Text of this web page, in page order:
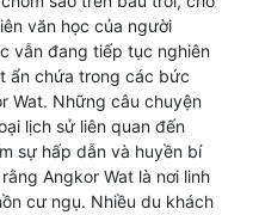
văn học của người
vẫn đang tiếp tục nghiên
ẩn chứa trong các bức
Wat. Những câu chuyện
lịch sử liên quan đến
sự hấp dẫn và huyền bí
Angkor Wat là nơi linh
cư ngụ. Nhiều du khách